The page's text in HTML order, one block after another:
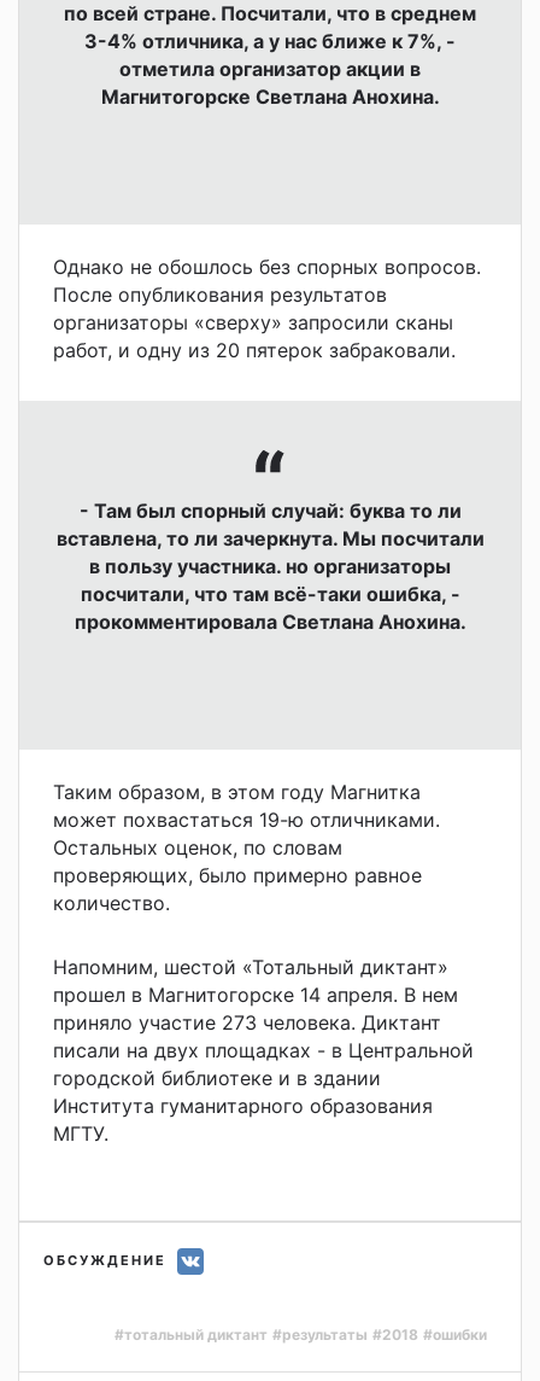
по всей стране. Посчитали, что в среднем
3-4% отличника, а у нас ближе к 7%, -
отметила организатор акции в
Магнитогорске Светлана Анохина.
Однако не обошлось без спорных вопросов.
После опубликования результатов
организаторы «сверху» запросили сканы
работ, и одну из 20 пятерок забраковали.
- Там был спорный случай: буква то ли
вставлена, то ли зачеркнута. Мы посчитали
в пользу участника. но организаторы
посчитали, что там всё-таки ошибка, -
прокомментировала Светлана Анохина.
Таким образом, в этом году Магнитка
может похвастаться 19-ю отличниками.
Остальных оценок, по словам
проверяющих, было примерно равное
количество.
Напомним, шестой «Тотальный диктант»
прошел в Магнитогорске 14 апреля. В нем
приняло участие 273 человека. Диктант
писали на двух площадках - в Центральной
городской библиотеке и в здании
Института гуманитарного образования
МГТУ.
ОБСУЖДЕНИЕ
#тотальный диктант #результаты #2018 #ошибки